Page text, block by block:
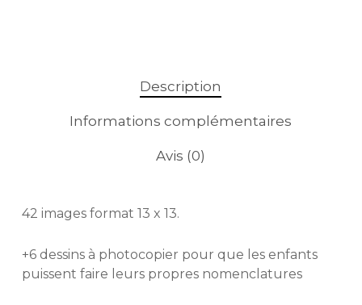
Description
Informations complémentaires
Avis (0)
42 images format 13 x 13.
+6 dessins à photocopier pour que les enfants
puissent faire leurs propres nomenclatures